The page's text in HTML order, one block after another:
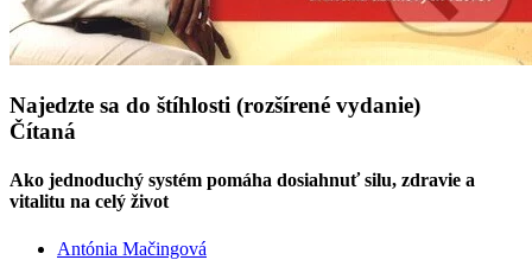
Najedzte sa do štíhlosti (rozšírené vydanie)
Čítaná
Ako jednoduchý systém pomáha dosiahnuť silu, zdravie a
vitalitu na celý život
Antónia Mačingová